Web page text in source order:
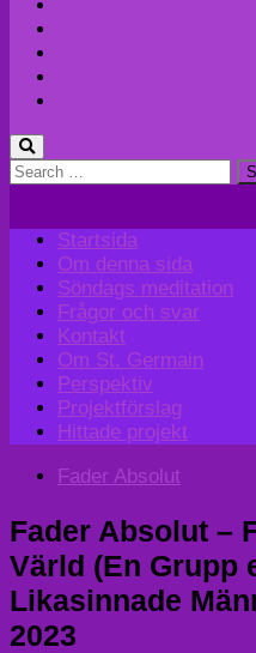
Search
Startsida
Om denna sida
Söndags meditation
Frågor och svar
Kontakt
Om St. Germain
Perspektiv
Projektförslag
Hittade projekt
Fader Absolut
Fader Absolut –
Värld (En Grupp
Likasinnade
2023